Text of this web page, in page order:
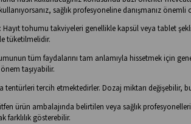
sağlık profesyoneline danışmanız önemli
Hayıt tohumu takviyeleri genellikle kapsül veya tablet
tüketilmelidir.
tüm faydalarını tam anlamıyla hissetmek için
taşıyabilir.
tentürleri tercih etmektedirler. Dozaj miktarı
ürün ambalajında belirtilen veya sağlık
farklılık gösterebilir.